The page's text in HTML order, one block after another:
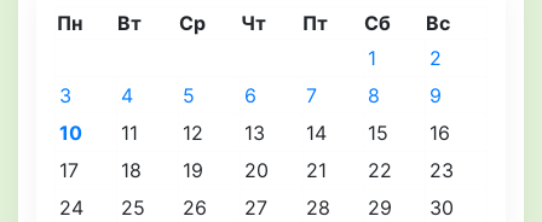
Пн Вт Ср Чт Пт Сб Вс
1
2
3
4 5 6 7 8
9
10
11 12 13 14 15
16
17
18 19 20 21 22
23
24
25 26 27 28 29
30